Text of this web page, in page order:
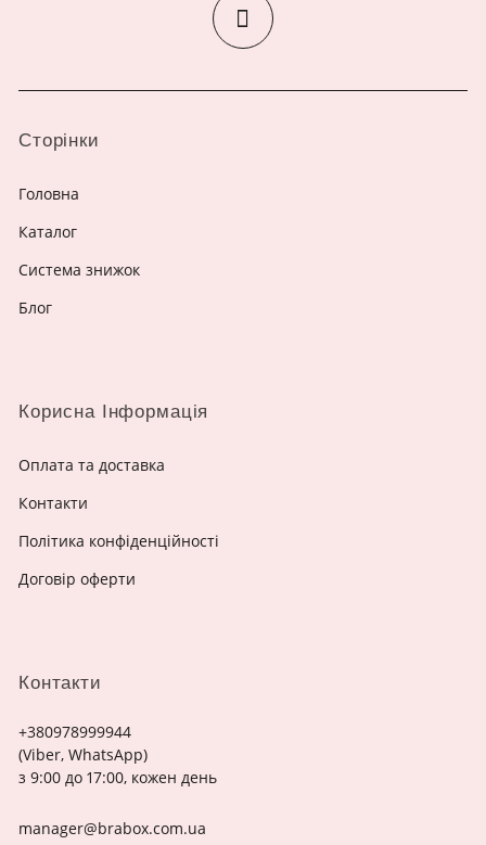
Контакти
+380978999944
(Viber, WhatsApp)
з 9:00 до 17:00, кожен день
manager@brabox.com.ua
Сторінки
Головна
Каталог
Система знижок
Блог
Корисна Інформація
Оплата та доставка
Контакти
Політика конфіденційності
Договір оферти